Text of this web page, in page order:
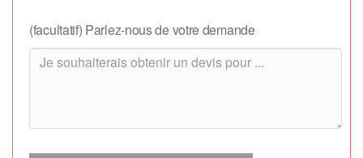
(facultatif) Parlez-nous de votre demande